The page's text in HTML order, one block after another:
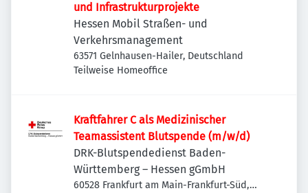
und Infrastrukturprojekte
Hessen Mobil Straßen- und
Verkehrsmanagement
63571 Gelnhausen-Hailer, Deutschland
Teilweise Homeoffice
Kraftfahrer C als Medizinischer
Teamassistent Blutspende (m/w/d)
DRK-Blutspendedienst Baden-
Württemberg – Hessen gGmbH
60528 Frankfurt am Main-Frankfurt-Süd,